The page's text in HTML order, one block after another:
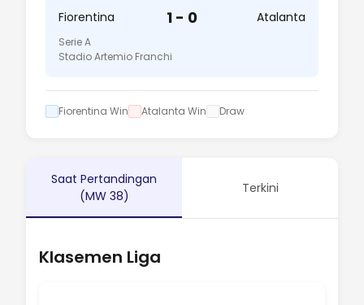
Fiorentina 1 - 0 Atalanta
Serie A
Stadio Artemio Franchi
Fiorentina Win Atalanta Win Draw
Saat Pertandingan
(MW 38)
Terkini
Klasemen Liga